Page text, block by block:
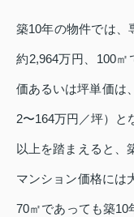
築10年の物件では、
約2,964万円、100
価あるいは坪単価は
2〜164万円／坪）と
以上を踏まえると、
マンション価格には
70㎡であっても築10